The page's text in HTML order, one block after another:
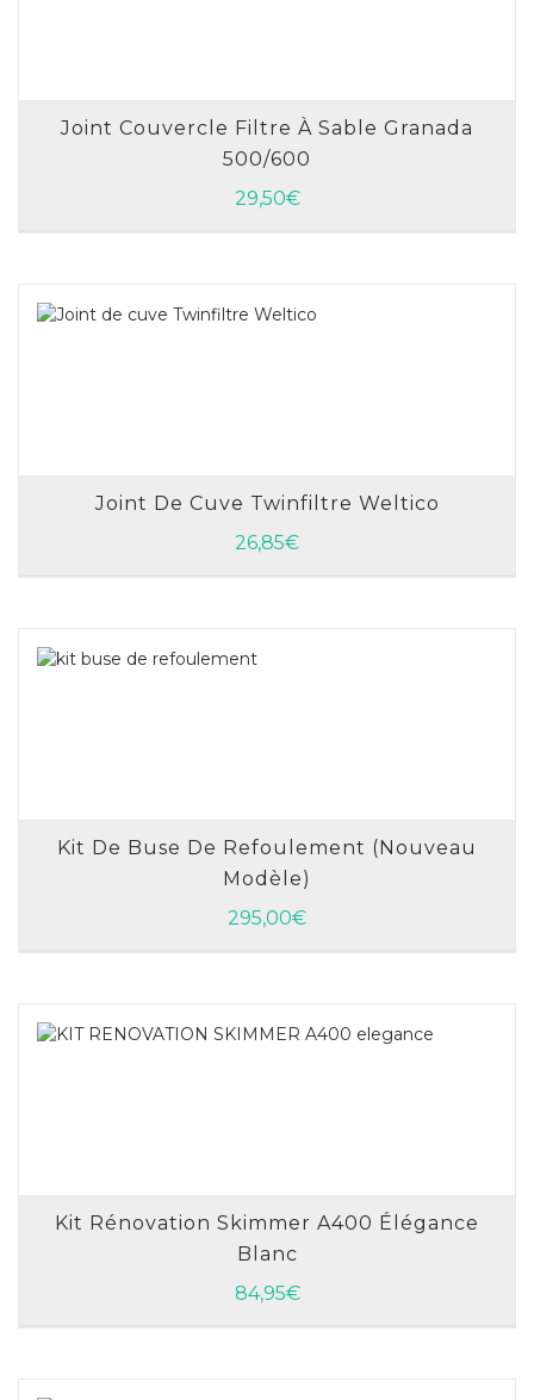
Joint Couvercle Filtre À Sable Granada
500/600
29,50€
AJOUTER AU PANIER
Joint De Cuve Twinfiltre Weltico
26,85€
AJOUTER AU PANIER
Kit De Buse De Refoulement (nouveau
Modèle)
295,00€
AJOUTER AU PANIER
Kit Rénovation Skimmer A400 Élégance
Blanc
84,95€
AJOUTER AU PANIER